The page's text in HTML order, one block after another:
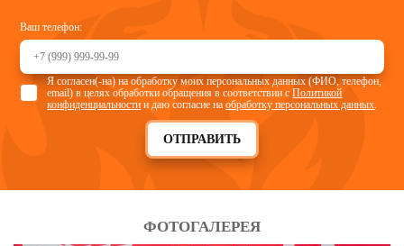
Ваш телефон:
ОТПРАВИТЬ
Я согласен(-на) на обработку моих персональных данных (ФИО, телефон,
email) в целях обработки обращения в соответствии сПолитикой
конфиденциальности и даю согласие наобработку персональных данных
ФОТОГАЛЕРЕЯ